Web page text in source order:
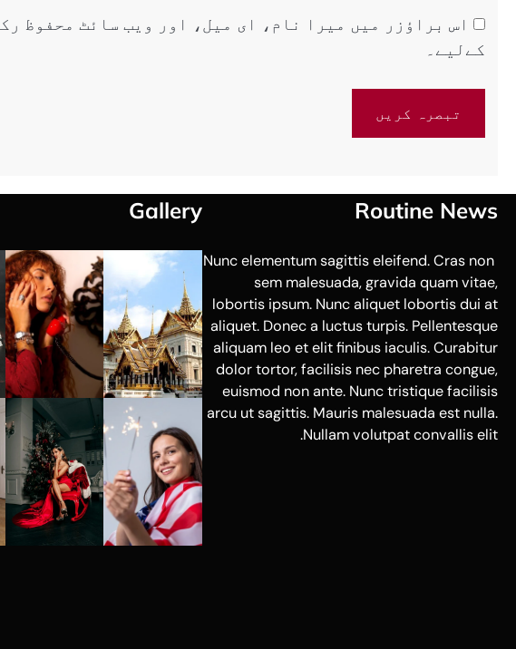
اس براؤزر میں میرا نام، ای میل، اور ویب سائٹ محفوظ
کےلیے۔
Routine News
Nunc elementum sagittis eleifend. Cras non
sem malesuada, gravida quam vitae,
lobortis ipsum. Nunc aliquet lobortis dui at
aliquet. Donec a luctus turpis. Pellentesque
aliquam leo et elit finibus iaculis. Curabitur
dolor tortor, facilisis nec pharetra congue,
euismod non ante. Nunc tristique facilisis
arcu ut sagittis. Mauris malesuada est nulla.
Nullam volutpat convallis elit.
Gallery